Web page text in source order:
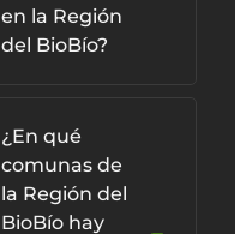
en la Región
del BioBío?
¿En qué
comunas de
la Región del
BioBío hay